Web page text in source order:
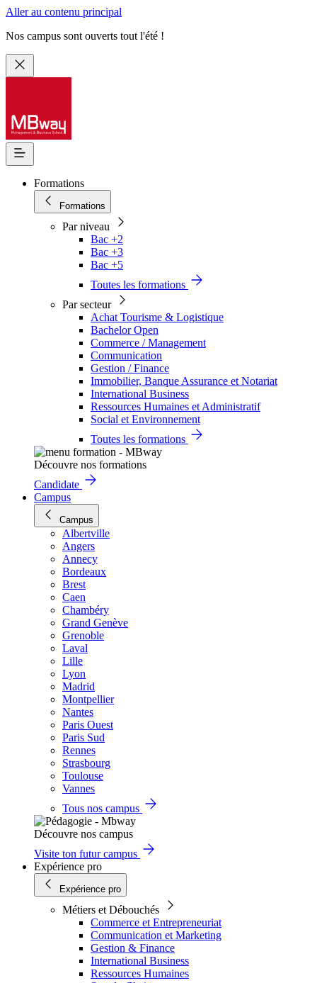
Aller au contenu principal
Nos campus sont ouverts tout l'été !
Formations
Formations
Par niveau
Bac +2
Bac +3
Bac +5
Toutes les formations
Par secteur
Achat Tourisme & Logistique
Bachelor Open
Commerce / Management
Communication
Gestion / Finance
Immobilier, Banque Assurance et Notariat
International Business
Ressources Humaines et Administratif
Social et Environnement
Toutes les formations
Découvre nos formations
Candidate
Campus
Campus
Albertville
Angers
Annecy
Bordeaux
Brest
Caen
Chambéry
Grand Genève
Grenoble
Laval
Lille
Lyon
Madrid
Montpellier
Nantes
Paris Ouest
Paris Sud
Rennes
Strasbourg
Toulouse
Vannes
Tous nos campus
Découvre nos campus
Visite ton futur campus
Expérience pro
Expérience pro
Métiers et Débouchés
Commerce et Entrepreneuriat
Communication et Marketing
Gestion & Finance
International Business
Ressources Humaines